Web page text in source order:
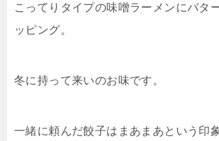
こってりタイプの味噌ラーメンにバタ
ッピング。
冬に持って来いのお味です。
一緒に頼んだ餃子はまあまあという印象